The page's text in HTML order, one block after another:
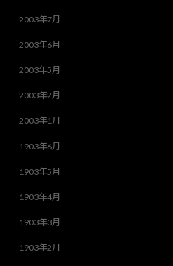
2003年7月
2003年6月
2003年5月
2003年2月
2003年1月
1903年6月
1903年5月
1903年4月
1903年3月
1903年2月